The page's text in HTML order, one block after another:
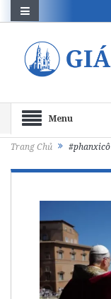
Menu
Trang Chủ #phanxicô